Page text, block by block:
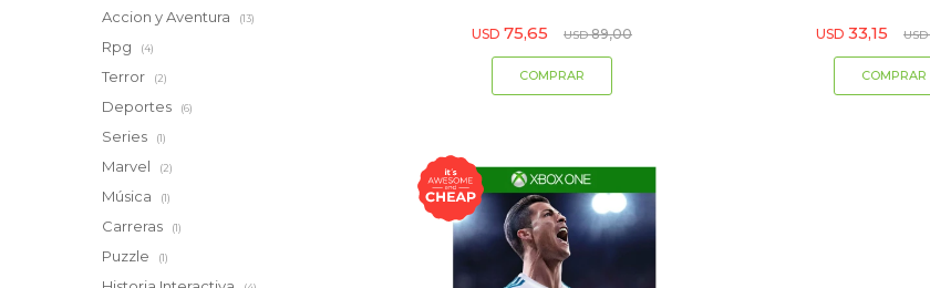
USD 75,65 USD 89,00 USD 33,15 USD
Accion y Aventura (13)
Rpg (4)
Terror (2)
Deportes (6)
Series (1)
Marvel (2)
Música (1)
Carreras (1)
Puzzle (1)